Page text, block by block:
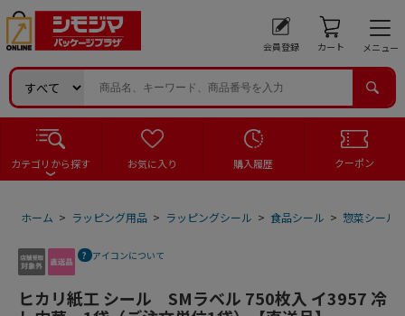
会員登録 カート メニュー
カテゴリから探す お気に入り 購入履歴 クーポン
ホーム > ラッピング用品 > ラッピングシール > 食品シール > 惣菜シール
アイコンについて
ヒカリ紙工 シール SMラベル 750枚入 イ3957 冷